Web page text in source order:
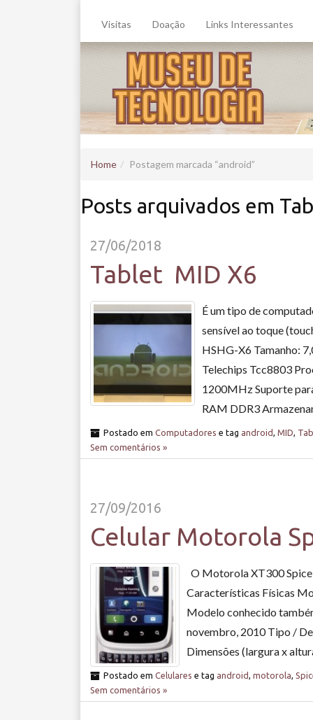
Visitas Doação Links Interessantes
Home Postagem marcada android
Posts arquivados em
27/06/2018
Tablet MID X6
É um tipo de
sensível ao toque
HSHG-X6 Tamanho:
Telechips Tcc8803
1200MHz Suporte
RAM DDR3
Postado em Computadores e tag android MID
Sem comentários »
27/09/2016
Celular Motorola
O Motorola XT300
Características Físicas
Modelo conhecido
novembro, 2010 Tipo /
Dimensões (largura x
Postado em Celulares e tag android motorola
Sem comentários »